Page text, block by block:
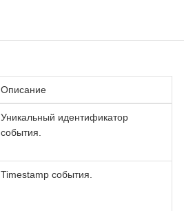
Описание
Уникальный идентификатор
события.
Timestamp события.